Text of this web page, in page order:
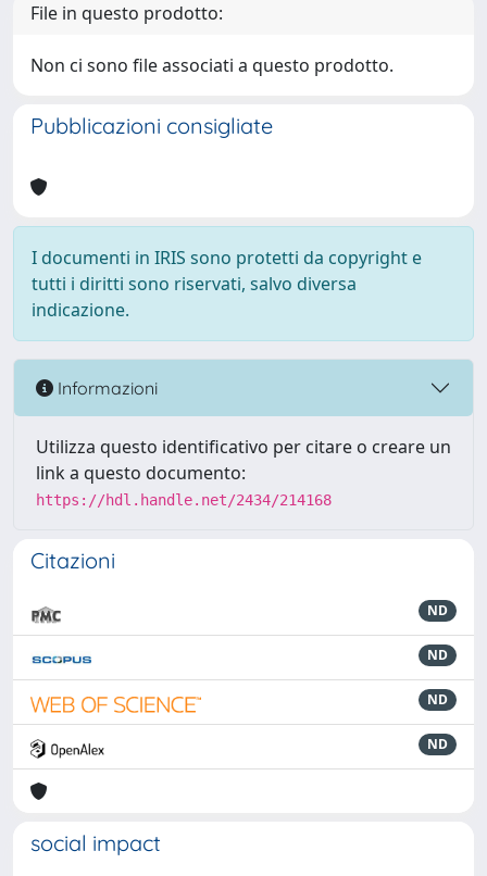
File in questo prodotto:
Non ci sono file associati a questo prodotto.
Pubblicazioni consigliate
I documenti in IRIS sono protetti da copyright e
tutti i diritti sono riservati, salvo diversa
indicazione.
Informazioni
Utilizza questo identificativo per citare o creare un
link a questo documento:
https://hdl.handle.net/2434/214168
Citazioni
ND
ND
ND
ND
social impact